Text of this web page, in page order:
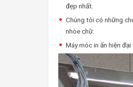
đẹp nhất.
Chúng tôi có những
nhòe chữ.
Máy móc in ấn hiện